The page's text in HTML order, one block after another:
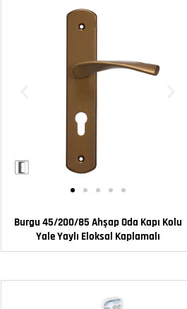
Burgu 45/200/85 Ahşap Oda Kapı Kolu
Yale Yaylı Eloksal Kaplamalı